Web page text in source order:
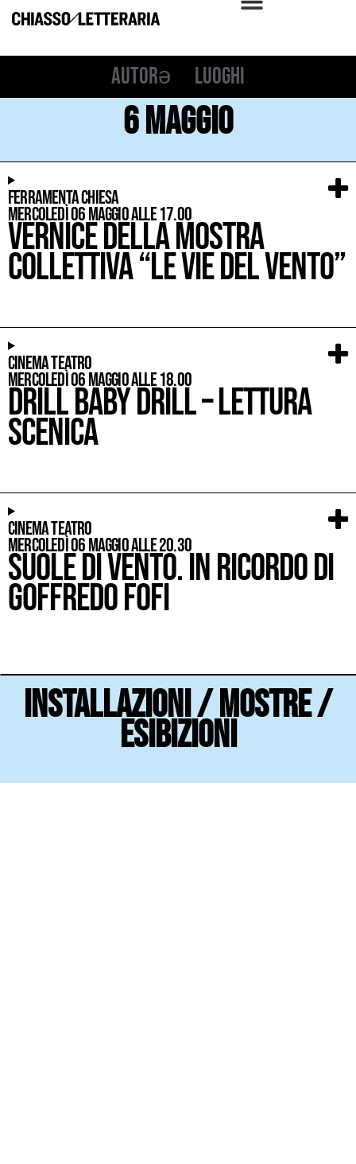
Autorə Luoghi
6 maggio
Ferramenta Chiesa
mercoledì 06 Maggio alle 17.00
Vernice della mostra
collettiva “Le vie del vento”
Cinema Teatro
mercoledì 06 Maggio alle 18.00
Drill baby drill – Lettura
scenica
Cinema Teatro
mercoledì 06 Maggio alle 20.30
Suole di vento. In ricordo di
Goffredo Fofi
Installazioni / mostre /
esibizioni